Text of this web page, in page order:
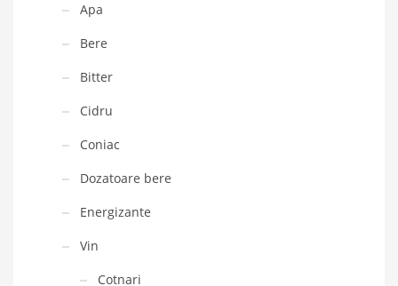
Apa
Bere
Bitter
Cidru
Coniac
Dozatoare bere
Energizante
Vin
Cotnari